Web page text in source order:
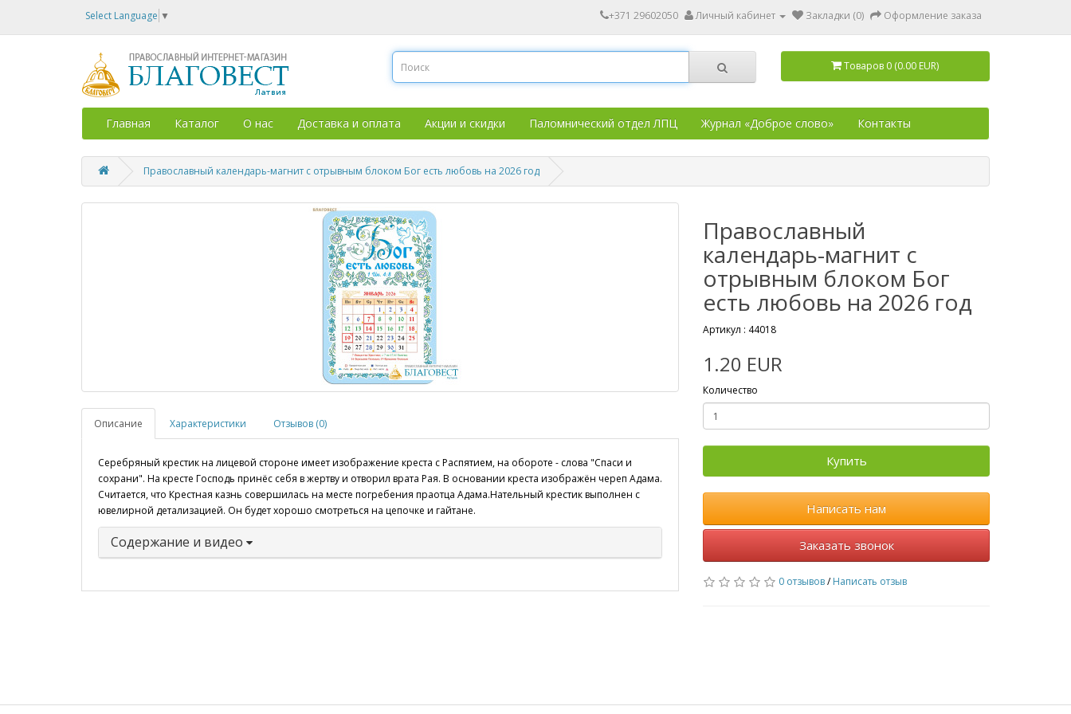
Select Language ▼ +371 29602050 Личный кабинет Закладки (0) Оформление заказа
Товаров 0 (0.00 EUR)
Главная Каталог О нас Доставка и оплата Акции и скидки Паломнический отдел ЛПЦ Журнал «Доброе слово» Контакты
Православный календарь-магнит с отрывным блоком Бог есть любовь на 2026 год
Описание Характеристики Отзывов (0)
Серебряный крестик на лицевой стороне имеет изображение креста с Распятием, на обороте - слова "Спаси и
сохрани". На кресте Господь принёс себя в жертву и отворил врата Рая. В основании креста изображён череп Адама.
Считается, что Крестная казнь совершилась на месте погребения праотца Адама.Нательный крестик выполнен с
ювелирной детализацией. Он будет хорошо смотреться на цепочке и гайтане.
Содержание и видео
Православный
календарь-магнит с
отрывным блоком Бог
есть любовь на 2026 год
Артикул : 44018
1.20 EUR
Количество
Купить
Написать нам
Заказать звонок
0 отзывов/Написать отзыв